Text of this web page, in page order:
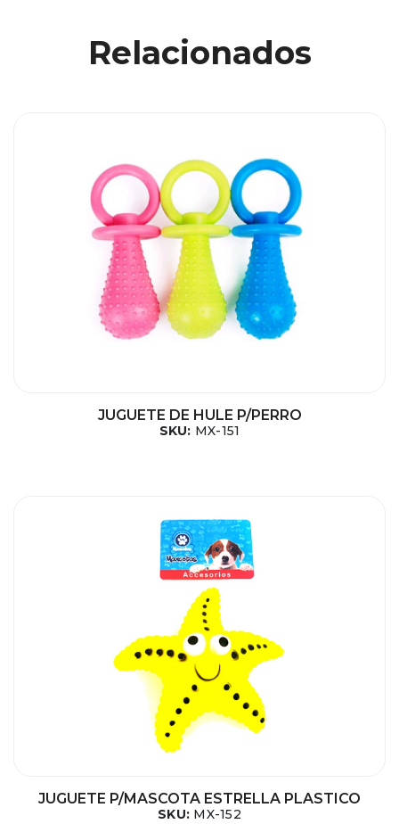
Relacionados
JUGUETE DE HULE P/PERRO
SKU: MX-151
JUGUETE P/MASCOTA ESTRELLA PLASTICO
SKU: MX-152